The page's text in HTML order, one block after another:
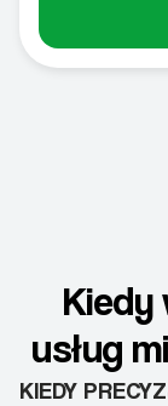
usług
KIEDY